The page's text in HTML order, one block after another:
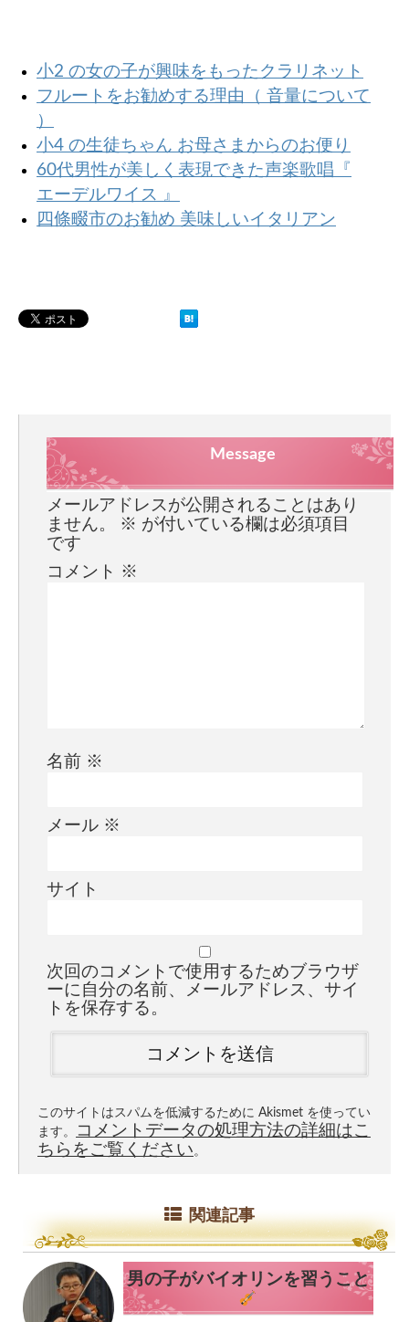
小2 の女の子が興味をもったクラリネット
フルートをお勧めする理由（ 音量について
）
小4 の生徒ちゃん お母さまからのお便り
60代男性が美しく表現できた声楽歌唱『
エーデルワイス 』
四條畷市のお勧め 美味しいイタリアン
Message
メールアドレスが公開されることはあり
ません。
※ が付いている欄は必須項目
です
コメント ※
名前 ※
メール ※
サイト
次回のコメントで使用するためブラウザ
ーに自分の名前、メールアドレス、サイ
トを保存する。
このサイトはスパムを低減するために Akismet を使ってい
ます。
コメントデータの処理方法の詳細はこ
ちらをご覧ください 。
関連記事
男の子がバイオリンを習うこと